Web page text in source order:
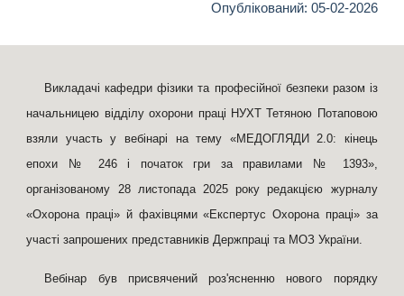
Опублікований: 05-02-2026
Викладачі кафедри фізики та професійної безпеки разом із
начальницею відділу охорони праці НУХТ Тетяною Потаповою
взяли участь у вебінарі на тему «МЕДОГЛЯДИ 2.0: кінець
епохи № 246 і початок гри за правилами № 1393»,
організованому 28 листопада 2025 року редакцією журналу
«Охорона праці» й фахівцями «Експертус Охорона праці» за
участі запрошених представників Держпраці та МОЗ України.
Вебінар був присвячений роз'ясненню нового порядку